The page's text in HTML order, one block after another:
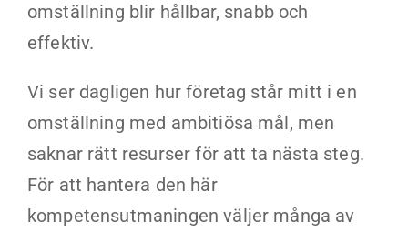
omställning blir hållbar, snabb och
effektiv.
Vi ser dagligen hur företag står mitt i en
omställning med ambitiösa mål, men
saknar rätt resurser för att ta nästa steg.
För att hantera den här
kompetensutmaningen väljer många av